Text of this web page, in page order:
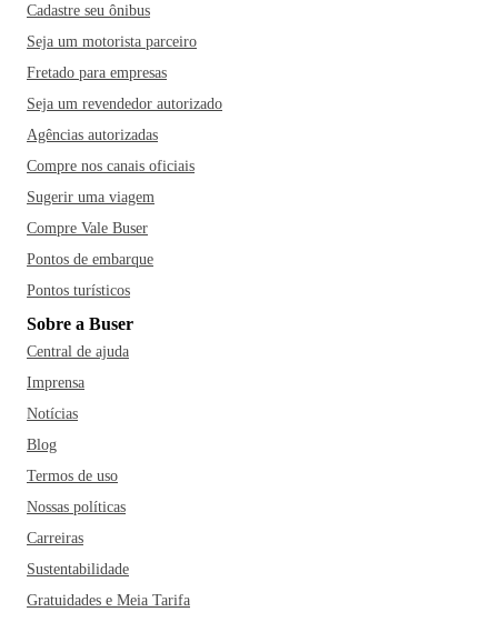
Cadastre seu ônibus
Seja um motorista parceiro
Fretado para empresas
Seja um revendedor autorizado
Agências autorizadas
Compre nos canais oficiais
Sugerir uma viagem
Compre Vale Buser
Pontos de embarque
Pontos turísticos
Sobre a Buser
Central de ajuda
Imprensa
Notícias
Blog
Termos de uso
Nossas políticas
Carreiras
Sustentabilidade
Gratuidades e Meia Tarifa